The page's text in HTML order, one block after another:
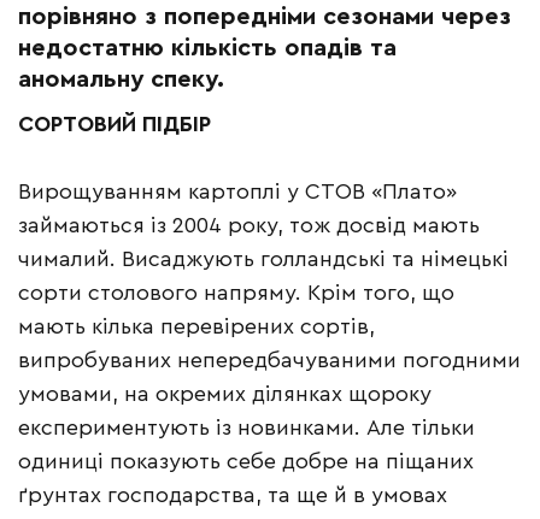
порівняно з попередніми сезонами через
недостатню кількість опадів та
аномальну спеку.
СОРТОВИЙ ПІДБІР
Вирощуванням картоплі у СТОВ «Плато»
займаються із 2004 року, тож досвід мають
чималий. Висаджують голландські та німецькі
сорти столового напряму. Крім того, що
мають кілька перевірених сортів,
випробуваних непередбачуваними погодними
умовами, на окремих ділянках щороку
експериментують із новинками. Але тільки
одиниці показують себе добре на піщаних
ґрунтах господарства, та ще й в умовах